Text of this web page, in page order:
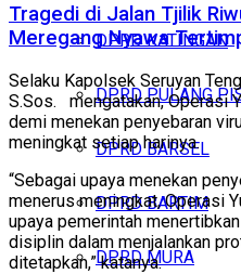
DPRD KATINGAN
DPRD PULANG
DPRD BARSEL
DPRD BARTIM
DPRD MURA
Tragedi di Jalan Tjilik
Meregang Nyawa
Selaku Kapolsek Seruyan
S.Sos. mengatakan, Operasi
demi menekan penyebaran
meningkat setiap harinya.
“Sebagai upaya menekan
menerus meningkat, Operasi
upaya pemerintah
disiplin dalam menjalankan
ditetapkan,” katanya.